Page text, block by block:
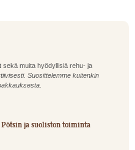
sekä muita hyödyllisiä rehu- ja
Suosittelemme kuitenkin
Pötsin ja suoliston toiminta